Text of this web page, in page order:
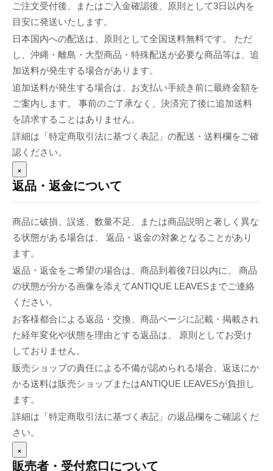
ご注文受付後、またはご入金確認後、原則として3日以内を
目安に発送いたします。
日本国内への配送は、原則として全国送料無料です。 ただ
し、沖縄・離島・大型商品・特殊配送が必要な商品等は、追
加送料が発生する場合があります。
追加送料が発生する場合は、お支払い手続き前に最終金額を
ご案内します。 事前のご了承なく、決済完了後に追加送料
を請求することはありません。
詳細は「特定商取引法に基づく表記」の配送・送料欄をご確
認ください。
×
返品・返金について
商品に破損、誤送、数量不足、または商品説明と著しく異な
る状態がある場合は、 返品・返金の対象となることがあり
ます。
返品・返金をご希望の場合は、商品到着後7日以内に、 商品
の状態が分かる画像を添えてANTIQUE LEAVESまでご連絡
ください。
お客様都合による返品・交換、商品ページに記載・掲載され
た経年変化や状態を理由とする返品は、 原則としてお受け
しておりません。
販売ショップの責任による不備が認められる場合、返送にか
かる送料は販売ショップまたはANTIQUE LEAVESが負担し
ます。
詳細は「特定商取引法に基づく表記」の返品欄をご確認くだ
さい。
×
販売者・受付窓口について